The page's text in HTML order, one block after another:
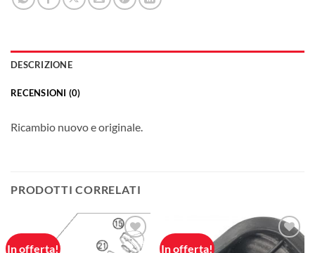
DESCRIZIONE
RECENSIONI (0)
Ricambio nuovo e originale.
PRODOTTI CORRELATI
In offerta!
Aggiungi
In offerta!
Aggiungi